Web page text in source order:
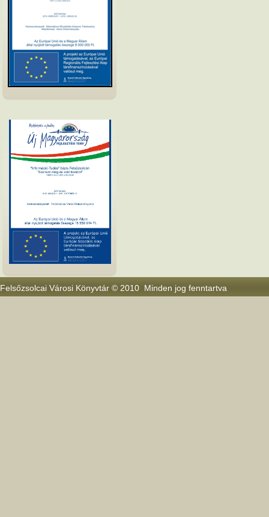
Felsőzsolcai Városi Könyvtár © 2010 Minden jog fenntartva